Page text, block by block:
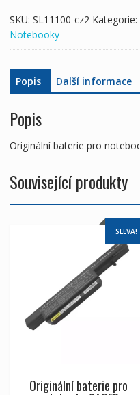
SKU: SL11100-cz2 Kategorie:
Notebooky
Popis Další informace
Popis
Originální baterie pro
Související produkty
SLEVA!
Originální baterie pro